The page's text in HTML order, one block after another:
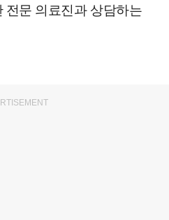
전문 의료진과 상담하는